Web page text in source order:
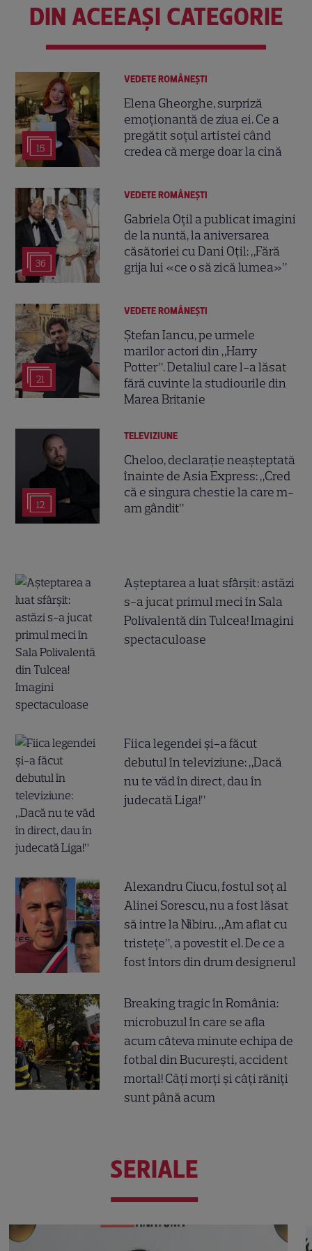
DIN ACEEAȘI CATEGORIE
15
VEDETE ROMÂNEŞTI
Elena Gheorghe, surpriză
emoționantă de ziua ei. Ce a
pregătit soțul artistei când
credea că merge doar la cină
36
VEDETE ROMÂNEŞTI
Gabriela Oțil a publicat imagini
de la nuntă, la aniversarea
căsătoriei cu Dani Oțil: „Fără
grija lui «ce o să zică lumea»”
21
VEDETE ROMÂNEŞTI
Ștefan Iancu, pe urmele
marilor actori din „Harry
Potter”. Detaliul care l-a lăsat
fără cuvinte la studiourile din
Marea Britanie
12
TELEVIZIUNE
Cheloo, declarație neașteptată
înainte de Asia Express: „Cred
că e singura chestie la care m-
am gândit”
Așteptarea a luat sfârșit: astăzi
s-a jucat primul meci în Sala
Polivalentă din Tulcea! Imagini
spectaculoase
Fiica legendei și-a făcut
debutul în televiziune: „Dacă
nu te văd în direct, dau în
judecată Liga!”
Alexandru Ciucu, fostul soț al
Alinei Sorescu, nu a fost lăsat
să intre la Nibiru. „Am aflat cu
tristețe”, a povestit el. De ce a
fost întors din drum designerul
Breaking tragic în România:
microbuzul în care se afla
acum câteva minute echipa de
fotbal din București, accident
mortal! Câți morți și câți răniți
sunt până acum
SERIALE